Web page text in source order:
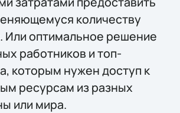
количеству
Или оптимальное решение
работников и топ-
которым нужен доступ к
ресурсам из разных
или мира.